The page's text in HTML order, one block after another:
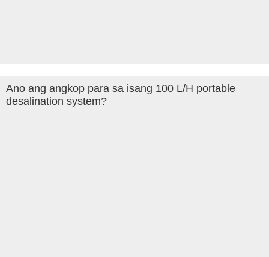
Ano ang angkop para sa isang 100 L/H portable
desalination system?